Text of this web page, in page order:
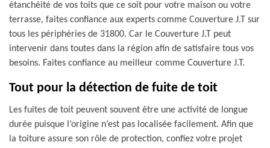
étanchéité de vos toits que ce soit pour votre maison ou votre
terrasse, faites confiance aux experts comme Couverture J.T sur
tous les périphéries de 31800. Car le Couverture J.T peut
intervenir dans toutes dans la région afin de satisfaire tous vos
besoins. Faites confiance au meilleur comme Couverture J.T.
Tout pour la détection de fuite de toit
Les fuites de toit peuvent souvent être une activité de longue
durée puisque l’origine n’est pas localisée facilement. Afin que
la toiture assure son rôle de protection, confiez votre projet